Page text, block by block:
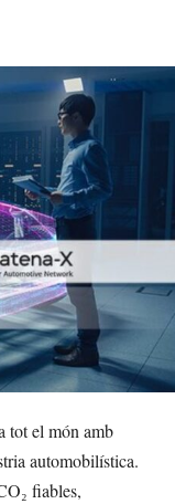
tot el món amb
automobilística.
fiables,